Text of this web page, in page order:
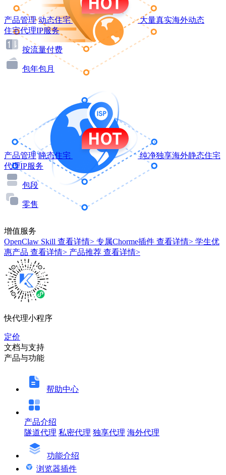
产品管理 动态住宅
大量真实海外动态
住宅代理IP服务
按流量付费
包年包月
产品管理 静态住宅
纯净独享海外静态住宅
代理IP服务
包段
零售
增值服务
OpenClaw Skill 查看详情> 专属Chorme插件 查看详情> 学生优
惠产品 查看详情> 产品推荐 查看详情>
快代理小程序
定价
文档与支持
产品与功能
帮助中心
产品介绍
隧道代理 私密代理 独享代理 海外代理
功能介绍
浏览器插件